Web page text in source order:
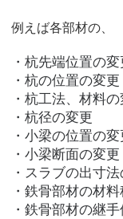
例えば各部材の、
・杭先端位置の変
・杭の位置の変更
・杭工法、材料
・杭径の変更
・小梁の位置の変
・小梁断面の変更
・スラブの出寸
・鉄骨部材の材
・鉄骨部材の継